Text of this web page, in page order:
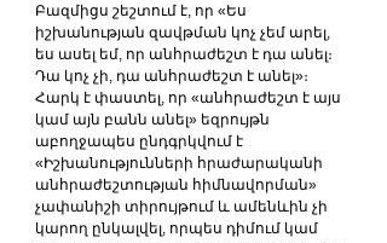
Բազմիցս շեշտում է, որ «Ես
իշխանության զավթման կոչ չեմ արել,
ես ասել եմ, որ անհրաժեշտ է դա անել։
Դա կոչ չի, դա անհրաժեշտ է անել»։
Հարկ է փաստել, որ «անհրաժեշտ է այս
կամ այն բանն անել» եզրույթն
աբողջապես ընդգրկվում է
«Իշխանությունների հրաժարականի
անհրաժեշտության հիմնավորման»
չափանիշի տիրույթում և ամենևին չի
կարող ընկալվել, որպես դիմում կամ